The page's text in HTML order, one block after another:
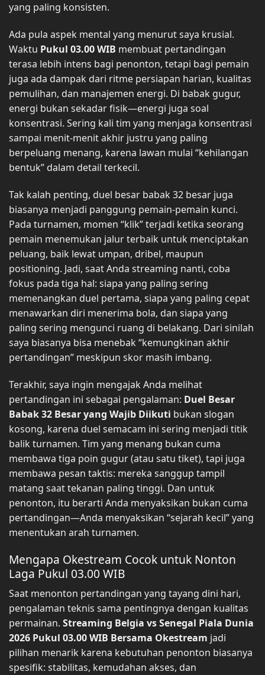
yang paling konsisten.
Ada pula aspek mental yang menurut saya krusial.
Waktu Pukul 03.00 WIB membuat pertandingan
terasa lebih intens bagi penonton, tetapi bagi pemain
juga ada dampak dari ritme persiapan harian, kualitas
pemulihan, dan manajemen energi. Di babak gugur,
energi bukan sekadar fisik—energi juga soal
konsentrasi. Sering kali tim yang menjaga konsentrasi
sampai menit-menit akhir justru yang paling
berpeluang menang, karena lawan mulai “kehilangan
bentuk” dalam detail terkecil.
Tak kalah penting, duel besar babak 32 besar juga
biasanya menjadi panggung pemain-pemain kunci.
Pada turnamen, momen “klik” terjadi ketika seorang
pemain menemukan jalur terbaik untuk menciptakan
peluang, baik lewat umpan, dribel, maupun
positioning. Jadi, saat Anda streaming nanti, coba
fokus pada tiga hal: siapa yang paling sering
memenangkan duel pertama, siapa yang paling cepat
menawarkan diri menerima bola, dan siapa yang
paling sering mengunci ruang di belakang. Dari sinilah
saya biasanya bisa menebak “kemungkinan akhir
pertandingan” meskipun skor masih imbang.
Terakhir, saya ingin mengajak Anda melihat
pertandingan ini sebagai pengalaman: Duel Besar
Babak 32 Besar yang Wajib Diikuti bukan slogan
kosong, karena duel semacam ini sering menjadi titik
balik turnamen. Tim yang menang bukan cuma
membawa tiga poin gugur (atau satu tiket), tapi juga
membawa pesan taktis: mereka sanggup tampil
matang saat tekanan paling tinggi. Dan untuk
penonton, itu berarti Anda menyaksikan bukan cuma
pertandingan—Anda menyaksikan “sejarah kecil” yang
menentukan arah turnamen.
Mengapa Okestream Cocok untuk Nonton
Laga Pukul 03.00 WIB
Saat menonton pertandingan yang tayang dini hari,
pengalaman teknis sama pentingnya dengan kualitas
permainan. Streaming Belgia vs Senegal Piala Dunia
2026 Pukul 03.00 WIB Bersama Okestream jadi
pilihan menarik karena kebutuhan penonton biasanya
spesifik: stabilitas, kemudahan akses, dan